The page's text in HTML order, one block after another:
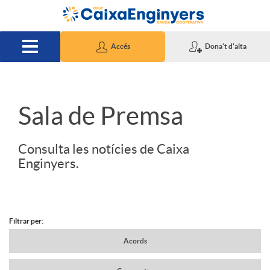
Salta al contingut principal
Accés Dona't d'alta
S
d
Sala de Premsa
Consulta les notícies de Caixa
Enginyers.
N
Filtrar per:
Acords